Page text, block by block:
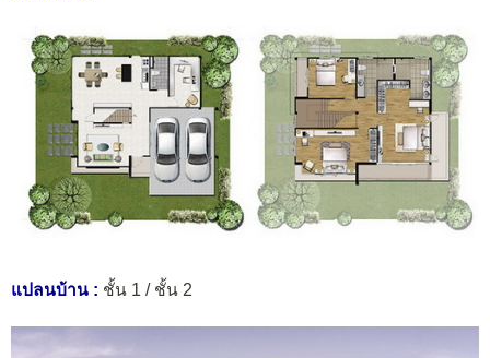
แปลนบ้าน : ชั้น 1 / ชั้น 2